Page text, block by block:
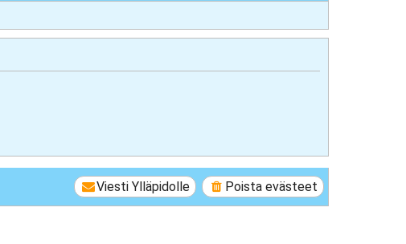
Poista evästeet
Viesti Ylläpidolle